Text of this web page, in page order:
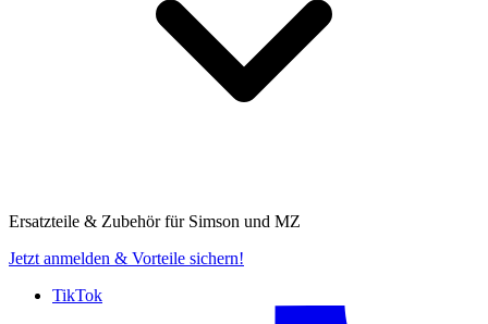
Ersatzteile & Zubehör für Simson und MZ
Jetzt anmelden & Vorteile sichern!
TikTok